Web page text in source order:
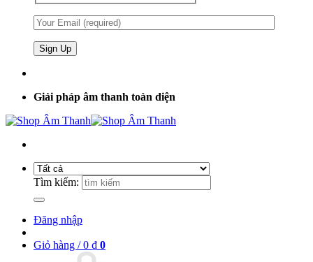
Giải pháp âm thanh toàn diện
Tìm kiếm:
Đăng nhập
Giỏ hàng /0 ₫ 0